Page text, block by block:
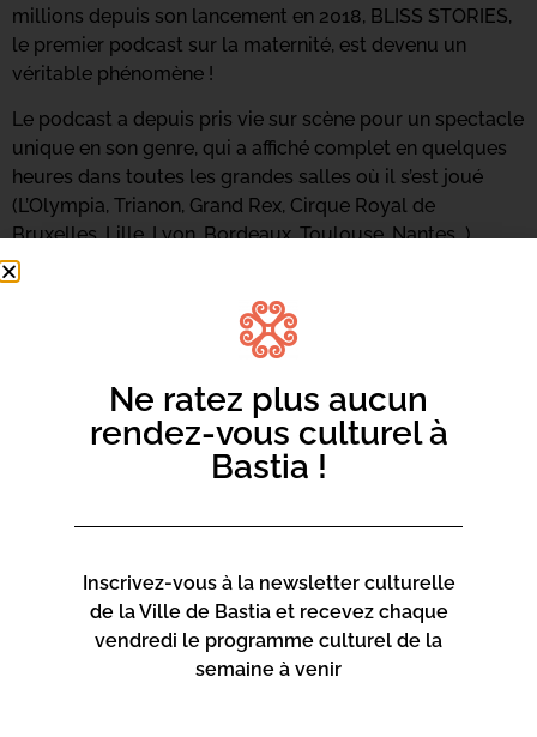
millions depuis son lancement en 2018, BLISS STORIES,
le premier podcast sur la maternité, est devenu un
véritable phénomène !
Le podcast a depuis pris vie sur scène pour un spectacle
unique en son genre, qui a affiché complet en quelques
heures dans toutes les grandes salles où il s’est joué
(L’Olympia, Trianon, Grand Rex, Cirque Royal de
Bruxelles, Lille, Lyon, Bordeaux, Toulouse, Nantes…).
Filmé au Grand Rex, le spectacle diffusé au cinéma
offrira une expérience collective inédite à travers des
histoires aussi intimes qu’universelles, aussi drôles
Une soirée forte en émotions, animée par Clémentine
Galey & ses guests, au rythme de témoignages,
conférences, stand-up,… célébrant les femmes et la
Projection unique Nationale.
Séance à 18€, reservable en amont sur le site du Régent.
Ne ratez plus aucun
rendez-vous culturel à
Bastia !
Inscrivez-vous à la newsletter culturelle
de la Ville de Bastia et recevez chaque
vendredi le programme culturel de la
semaine à venir